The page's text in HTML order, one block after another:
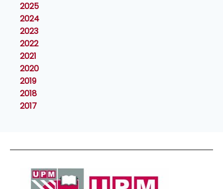
2025
2024
2023
2022
2021
2020
2019
2018
2017